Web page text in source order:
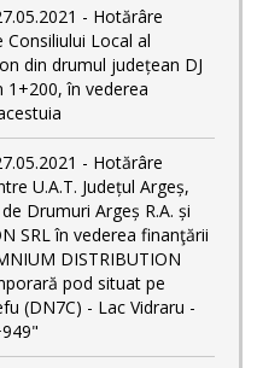
- Hotărâre
Local al
din drumul județean DJ
1+200, în vederea
- Hotărâre
U.A.T. Județul Argeș,
Drumuri Argeș R.A. și
SRL în vederea finanţării
DISTRIBUTION
pod situat pe
(DN7C) - Lac Vidraru -